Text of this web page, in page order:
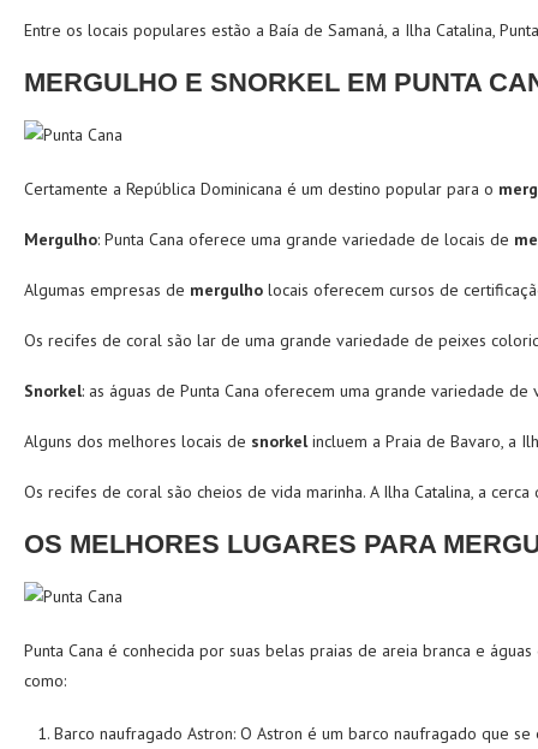
Entre os locais populares estão a Baía de Samaná, a Ilha Catalina,
MERGULHO E SNORKEL EM PUNTA
Certamente a República Dominicana é um destino popular para o
Mergulho: Punta Cana oferece uma grande variedade de locais de
Algumas empresas de mergulho locais oferecem cursos de
Os recifes de coral são lar de uma grande variedade de peixes
Snorkel: as águas de Punta Cana oferecem uma grande variedade
Alguns dos melhores locais de snorkelincluem a Praia de Bavaro, a
Os recifes de coral são cheios de vida marinha. A Ilha Catalina, a
OS MELHORES LUGARES PARA
Punta Cana é conhecida por suas belas praias de areia branca e
como:
Barco naufragado Astron: O Astron é um barco naufragado que